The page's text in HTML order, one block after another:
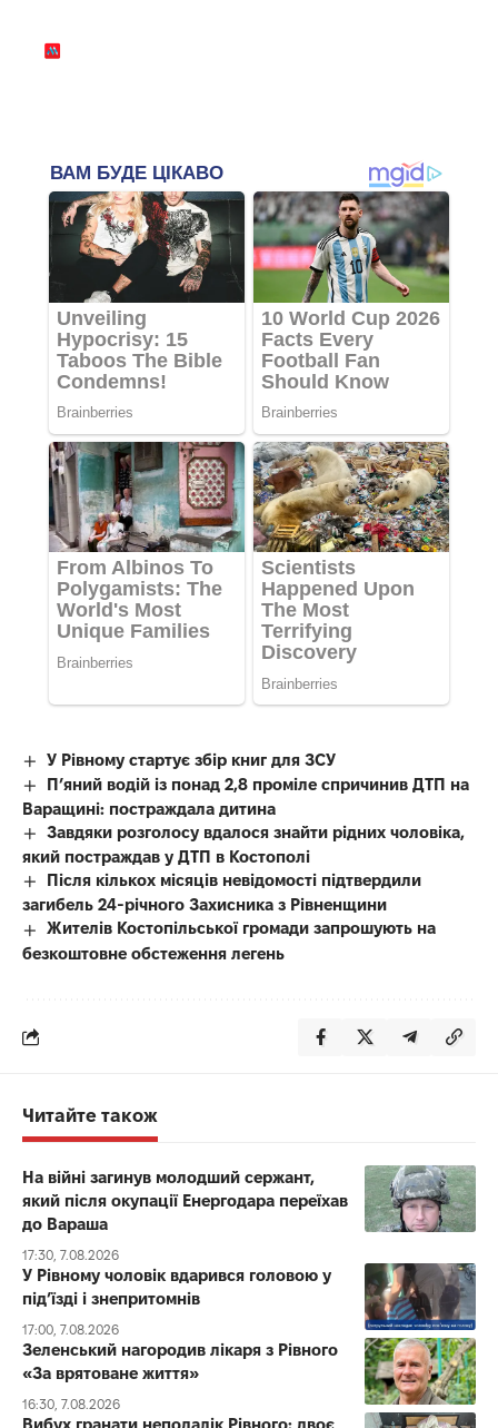
У Рівному стартує збір книг для ЗСУ
П’яний водій із понад 2,8 проміле спричинив ДТП на
Варащині: постраждала дитина
Завдяки розголосу вдалося знайти рідних чоловіка,
який постраждав у ДТП в Костополі
Після кількох місяців невідомості підтвердили
загибель 24-річного Захисника з Рівненщини
Жителів Костопільської громади запрошують на
безкоштовне обстеження легень
Читайте також
На війні загинув молодший сержант,
який після окупації Енергодара переїхав
до Вараша
17:30, 7.08.2026
У Рівному чоловік вдарився головою у
під’їзді і знепритомнів
17:00, 7.08.2026
Зеленський нагородив лікаря з Рівного
«За врятоване життя»
16:30, 7.08.2026
Вибух гранати неподалік Рівного: двоє